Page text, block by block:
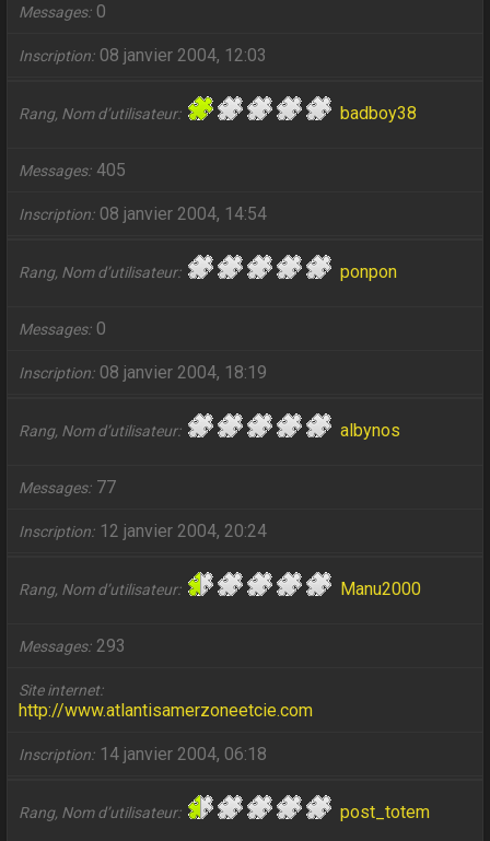
Messages 0
Inscription 08 janvier 2004, 12:03
Rang, Nom d’utilisateur badboy38
Messages 405
Inscription 08 janvier 2004, 14:54
Rang, Nom d’utilisateur ponpon
Messages 0
Inscription 08 janvier 2004, 18:19
Rang, Nom d’utilisateur albynos
Messages 77
Inscription 12 janvier 2004, 20:24
Rang, Nom d’utilisateur Manu2000
Messages 293
Site internet
http://www.atlantisamerzoneetcie.com
Inscription 14 janvier 2004, 06:18
Rang, Nom d’utilisateur post_totem